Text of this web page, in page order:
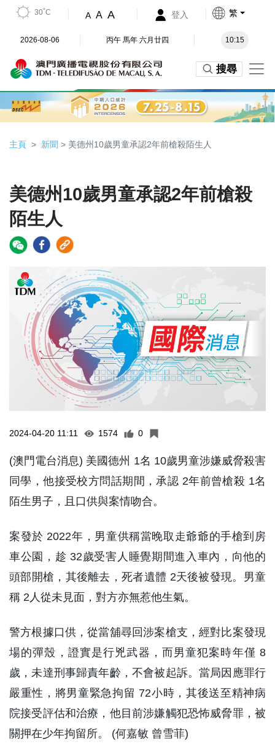
30˚C A A A 登入 繁
2026-08-06 丙午 馬年 六月廿四 10:15
搜尋
主頁 新聞 > 美德州10歲男童承認2年前槍殺陌生人
美德州10歲男童承認2年前槍殺
陌生人
2024-04-20 11:11 1574 0
(澳門電台消息) 美國德州 1名 10歲男童涉嫌威脅殺害
同學，他接受校方問話期間，承認 2年前曾槍殺 1名
陌生男子，且口供與案情吻合。
案發於 2022年，男童供稱當晚取走爺爺的手槍到房
車公園，趁 32歲受害人睡覺期間進入車內，向他的
頭部開槍，其後離去，死者遺體 2天後被發現。男童
稱 2人從未見面，對方亦無惹他生氣。
警方根據口供，從當舖尋回涉案槍支，經對比案發現
場的彈殼，證實是行兇武器，而男童犯案時年僅 8
歲，未達刑事歸責年齡，不會被起訴。當局因應罪行
嚴重性，將男童緊急拘留 72小時，其後送至精神病
院接受評估和治療，他目前涉嫌觸犯恐怖威脅罪，被
關押在少年拘留所。 (何嘉敏 曾雪菲)